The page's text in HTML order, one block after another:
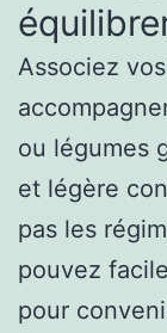
Associez
ou légumes
et légère
pas les
pouvez
pour